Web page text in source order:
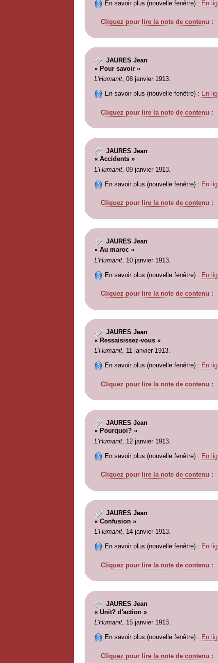
En savoir plus (nouvelle fenêtre) : En
Cliquez pour lire la note de contenu :
JAURES Jean
« Pour savoir »
L'Humanit, 08 janvier 1913.
En savoir plus (nouvelle fenêtre) : En
Cliquez pour lire la note de contenu :
JAURES Jean
« Accidents »
L'Humanit, 09 janvier 1913.
En savoir plus (nouvelle fenêtre) : En
Cliquez pour lire la note de contenu :
JAURES Jean
« Au maroc »
L'Humanit, 10 janvier 1913.
En savoir plus (nouvelle fenêtre) : En
Cliquez pour lire la note de contenu :
JAURES Jean
« Ressaisissez-vous »
L'Humanit, 11 janvier 1913.
En savoir plus (nouvelle fenêtre) : En
Cliquez pour lire la note de contenu :
JAURES Jean
« Pourquoi? »
L'Humanit, 12 janvier 1913.
En savoir plus (nouvelle fenêtre) : En
Cliquez pour lire la note de contenu :
JAURES Jean
« Confusion »
L'Humanit, 14 janvier 1913.
En savoir plus (nouvelle fenêtre) : En
Cliquez pour lire la note de contenu :
JAURES Jean
« Unit? d'action »
L'Humanit, 15 janvier 1913.
En savoir plus (nouvelle fenêtre) : En
Cliquez pour lire la note de contenu :